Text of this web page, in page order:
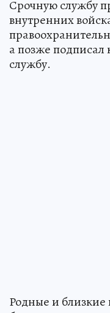
Срочную службу
внутренних
а позже подписал
службу.
Родные и